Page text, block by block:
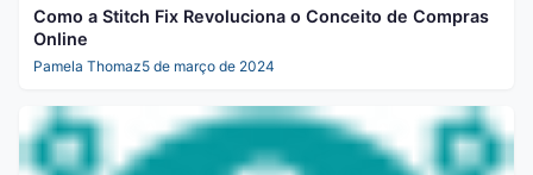
Como a Stitch Fix Revoluciona o Conceito de Compras
Online
Pamela Thomaz5 de março de 2024